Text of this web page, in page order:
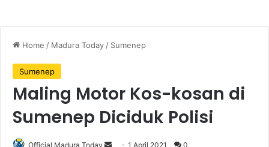
Home / Madura Today / Sumenep
Sumenep
Maling Motor Kos-kosan di
Sumenep Diciduk Polisi
Official Madura Today 1 April 2021 0